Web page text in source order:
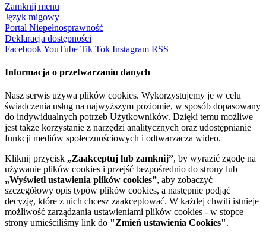
Zamknij menu
Język migowy
Portal Niepełnosprawność
Deklaracja dostępności
FacebookYouTube Tik Tok Instagram RSS
Informacja o przetwarzaniu danych
Nasz serwis używa plików cookies. Wykorzystujemy je w celu
świadczenia usług na najwyższym poziomie, w sposób dopasowany
do indywidualnych potrzeb Użytkowników. Dzięki temu możliwe
jest także korzystanie z narzędzi analitycznych oraz udostępnianie
funkcji mediów społecznościowych i odtwarzacza wideo.
Kliknij przycisk „Zaakceptuj lub zamknij”, by wyrazić zgodę na
używanie plików cookies i przejść bezpośrednio do strony lub
„Wyświetl ustawienia plików cookies”, aby zobaczyć
szczegółowy opis typów plików cookies, a następnie podjąć
decyzję, które z nich chcesz zaakceptować. W każdej chwili istnieje
możliwość zarządzania ustawieniami plików cookies - w stopce
strony umieściliśmy link do "Zmień ustawienia Cookies".